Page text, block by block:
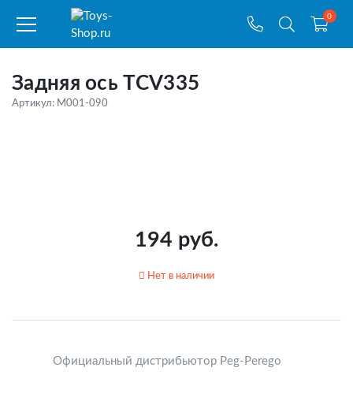
0
Задняя ось TCV335
Артикул: M001-090
194 руб.
Нет в наличии
Официальный дистрибьютор Peg-Perego